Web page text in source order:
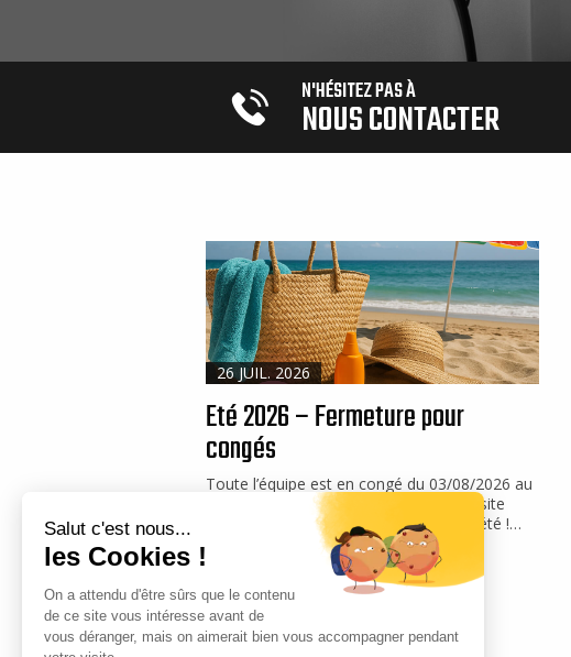
N'HÉSITEZ PAS À
NOUS CONTACTER
26 JUIL. 2026
Eté 2026 – Fermeture pour
congés
Toute l’équipe est en congé du 03/08/2026 au
16/08/2026. Vous pouvez visiter notre site
internet, nous vous souhaitons un bel été !…